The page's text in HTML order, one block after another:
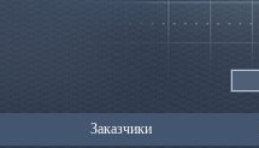
Заказчики